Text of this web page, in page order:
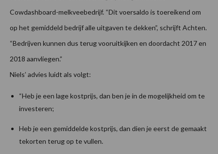
Cowdashboard-melkveebedrijf. “Dit voersaldo is toereikend om
op het gemiddeld bedrijf alle uitgaven te dekken”, schrijft Achten.
“Bedrijven kunnen dus terug vooruitkijken en doordacht 2017 en
2018 aanvliegen.”
Niels’ advies luidt als volgt:
“Heb je een lage kostprijs, dan ben je in de mogelijkheid om te
investeren;
Heb je een gemiddelde kostprijs, dan dien je eerst de gemaakt
tekorten terug op te vullen.